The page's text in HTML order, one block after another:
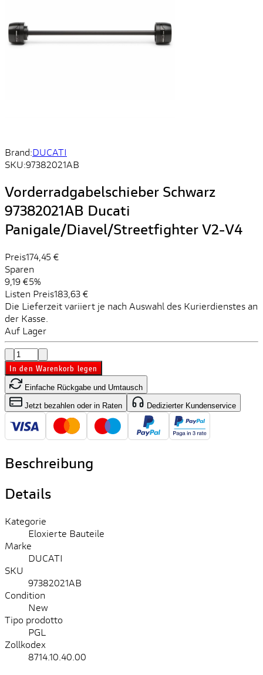
Brand:DUCATI
SKU:97382021AB
Vorderradgabelschieber Schwarz
97382021AB Ducati
Panigale/Diavel/Streetfighter V2-V4
Preis174,45 €
Sparen
9,19 €5%
Listen Preis183,63 €
Die Lieferzeit variiert je nach Auswahl des Kurierdienstes an
der Kasse.
Auf Lager
In den Warenkorb legen
Einfache Rückgabe und Umtausch
Jetzt bezahlen oder in Raten Dedizierter Kundenservice
Beschreibung
Details
Kategorie
Eloxierte Bauteile
Marke
DUCATI
SKU
97382021AB
Condition
New
Tipo prodotto
PGL
Zollkodex
8714.10.40.00